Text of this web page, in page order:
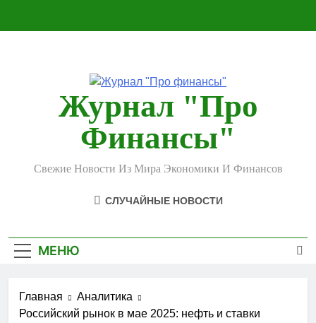
Журнал "Про
Финансы"
Свежие Новости Из Мира Экономики И Финансов
СЛУЧАЙНЫЕ НОВОСТИ
МЕНЮ
Главная
Аналитика
Российский рынок в мае 2025: нефть и ставки